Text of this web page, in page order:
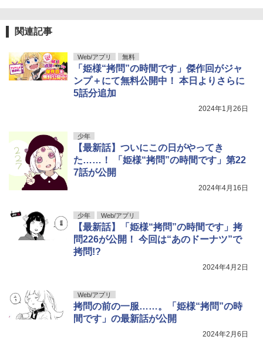
関連記事
Web/アプリ 無料
「姫様“拷問”の時間です」傑作回がジャ
ンプ＋にて無料公開中！ 本日よりさらに
5話分追加
2024年1月26日
少年
【最新話】ついにこの日がやってき
た……！ 「姫様“拷問”の時間です」第22
7話が公開
2024年4月16日
少年 Web/アプリ
【最新話】「姫様“拷問”の時間です」拷
問226が公開！ 今回は“あのドーナツ”で
拷問!?
2024年4月2日
Web/アプリ
拷問の前の一服……。「姫様“拷問”の時
間です」の最新話が公開
2024年2月6日